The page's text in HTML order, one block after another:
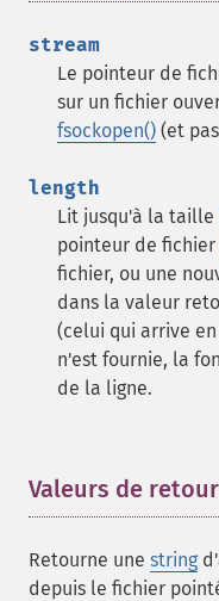
stream
Le pointeur de
sur un fichier
fsockopen() (et
length
Lit jusqu'à la taille
pointeur de fichier
fichier, ou une
dans la valeur
(celui qui arrive
n'est fournie, la
de la ligne.
Valeurs de retour
Retourne une string
depuis le fichier